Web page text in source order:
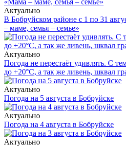
Актуально
В Бобруйском районе с 1 по 31
– маме, семья – семье»
Актуально
Погода не перестаёт удивлять. С
до +20°С, а так же ливень, шквал
Актуально
Погода на 5 августа в Бобруйске
Актуально
Погода на 4 августа в Бобруйске
Актуально